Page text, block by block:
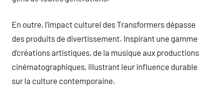
En outre, l’impact culturel des Transformers dépasse
des produits de divertissement. Inspirant une gamme
d’créations artistiques, de la musique aux productions
cinématographiques, illustrant leur influence durable
sur la culture contemporaine.